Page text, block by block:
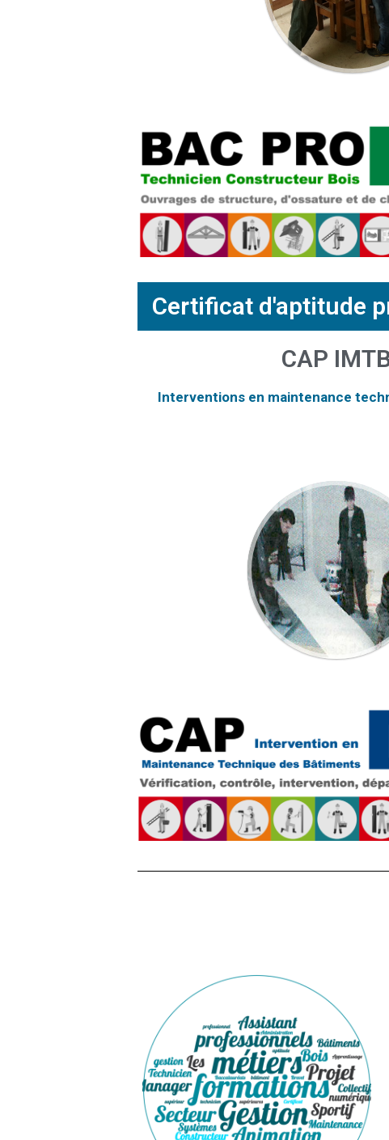
Certificat d'aptitude
CAP
Interventions en maintenance